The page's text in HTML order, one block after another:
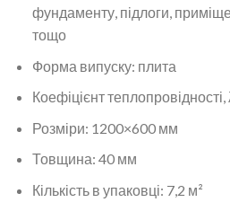
фундаменту, підлоги,
тощо
Форма випуску: плита
Коефіцієнт
Розміри: 1200×600 мм
Товщина: 40 мм
Кількість в упаковці: 7,2 м²